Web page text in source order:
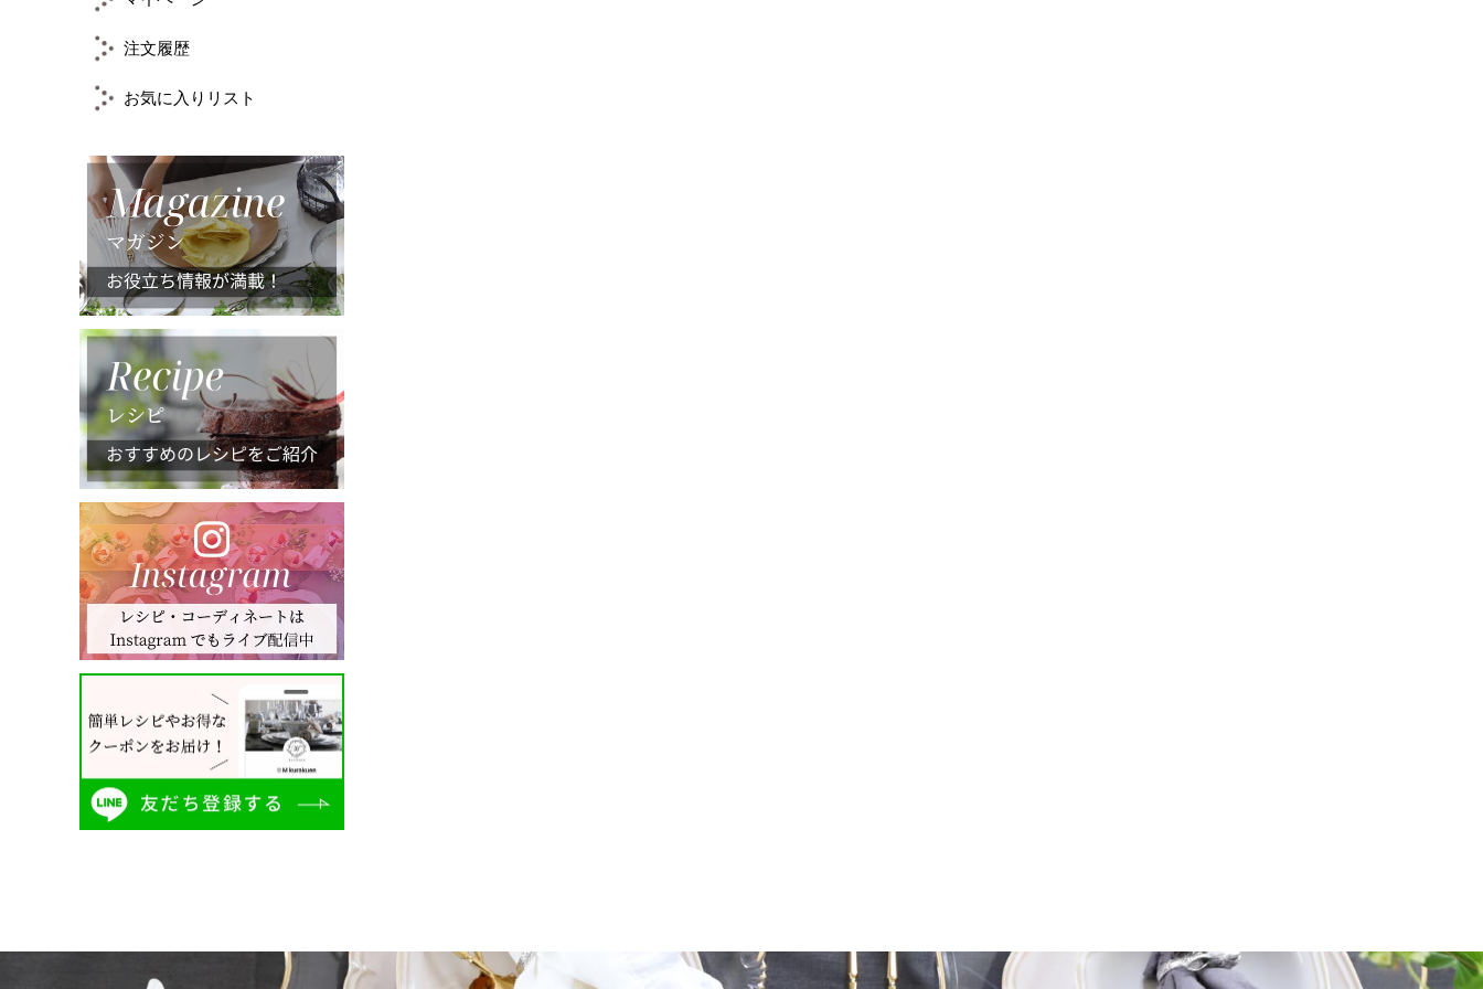
注文履歴
お気に入りリスト